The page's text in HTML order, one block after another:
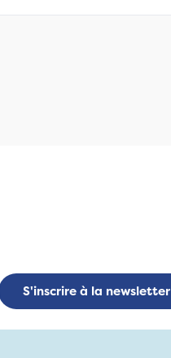
S'inscrire à la newsletter